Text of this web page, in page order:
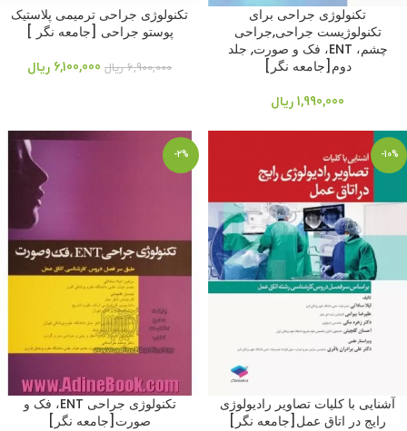
تکنولوژی جراحی برای
تکنولوژیست جراحی,جراحی
چشم، ENT، فک و صورت, جلد
دوم[جامعه نگر]
1,990,000 ریال
تکنولوژی جراحی ترمیمی پلاستیک
پوستو جراحی [جامعه نگر ]
6,900,000 ریال 6,100,000 ریال
-10%
آشنایی با کلیات تصاویر رادیولوژی
رایج در اتاق عمل[جامعه نگر]
-2%
تکنولوژی جراحی ENT، فک و
صورت[جامعه نگر]